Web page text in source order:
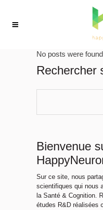
No posts were
Rechercher
Bienvenue
Sur ce site, nous
scientifiques qui nous
la Santé & Cognition.
études R&D réalisées